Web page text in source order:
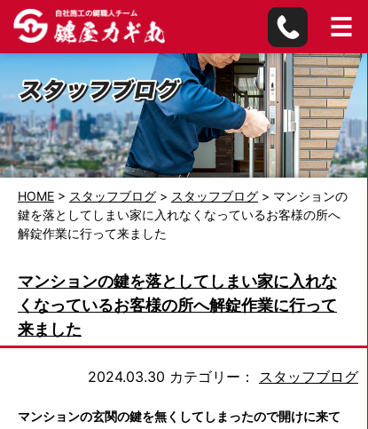
HOME > スタッフブログ > スタッフブログ > マンションの
鍵を落としてしまい家に入れなくなっているお客様の所へ
解錠作業に行って来ました
マンションの鍵を落としてしまい家に入れな
くなっているお客様の所へ解錠作業に行って
来ました
2024.03.30 カテゴリー： スタッフブログ
マンションの玄関の鍵を無くしてしまったので開けに来て